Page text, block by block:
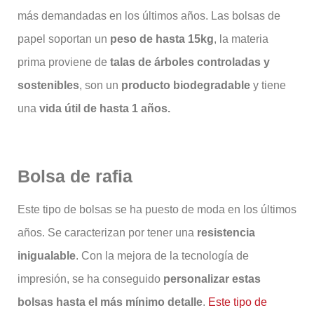
más demandadas en los últimos años. Las bolsas de
papel soportan un peso de hasta 15kg, la materia
prima proviene de talas de árboles controladas y
sostenibles, son un producto biodegradable y tiene
una vida útil de hasta 1 años.
Bolsa de rafia
Este tipo de bolsas se ha puesto de moda en los últimos
años. Se caracterizan por tener una resistencia
inigualable. Con la mejora de la tecnología de
impresión, se ha conseguido personalizar estas
bolsas hasta el más mínimo detalle. Este tipo de